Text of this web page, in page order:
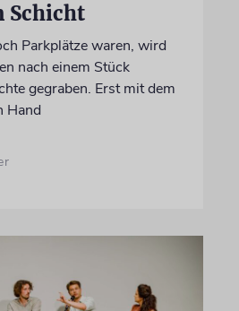
Schicht
Parkplätze waren, wird
nach einem Stück
gegraben. Erst mit dem
Hand